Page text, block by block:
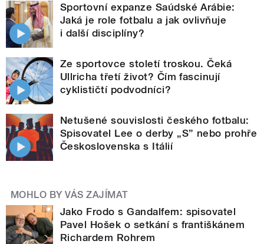
Sportovní expanze Saúdské Arábie:
Jaká je role fotbalu a jak ovlivňuje
i další disciplíny?
Ze sportovce století troskou. Čeká
Ullricha třetí život? Čím fascinují
cyklističtí podvodníci?
Netušené souvislosti českého fotbalu:
Spisovatel Lee o derby „S” nebo prohře
Československa s Itálií
MOHLO BY VÁS ZAJÍMAT
Jako Frodo s Gandalfem: spisovatel
Pavel Hošek o setkání s františkánem
Richardem Rohrem